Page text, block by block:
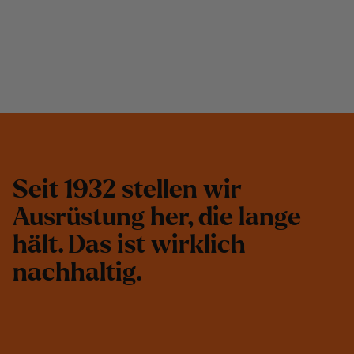
Seit 1932 stellen wir
Ausrüstung her, die lange
hält. Das ist wirklich
nachhaltig.